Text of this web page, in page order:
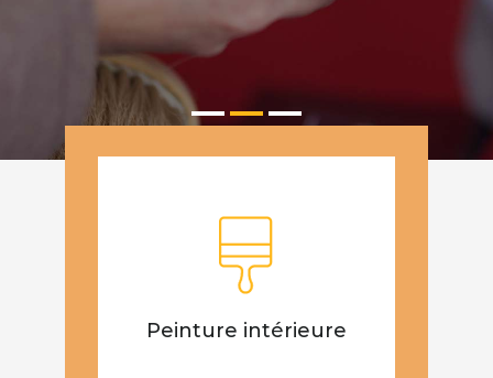
Peinture intérieure